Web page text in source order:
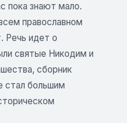
пока знают мало.
православном
Речь идет о
святые Никодим и
сборник
стал большим